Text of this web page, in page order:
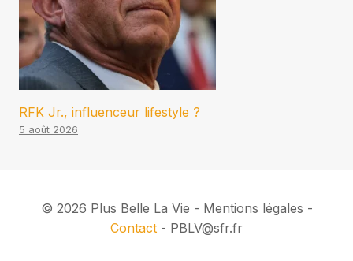
RFK Jr., influenceur lifestyle ?
5 août 2026
© 2026 Plus Belle La Vie - Mentions légales -
Contact - PBLV@sfr.fr